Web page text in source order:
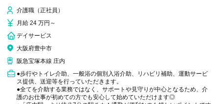
介護職（正社員）
月給 24 万円～
デイサービス
大阪府豊中市
阪急宝塚本線 庄内
●歩行やトイレ介助、一般浴の個別入浴介助、リハビリ補助、運動サービ
ス提供、送迎等を行っていただきます。
●全てを介助する業務ではなく、サポートや見守りが中心となるため、介
護のお仕事が初めての方でも安心して始めていただけます◎